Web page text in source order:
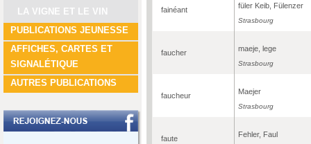
LA VIGNE ET LE VIN
PUBLICATIONS JEUNESSE
AFFICHES, CARTES ET
SIGNALÉTIQUE
AUTRES PUBLICATIONS
fainéant füler Keib, Fülenzer
Strasbourg
faucher maeje, lege
Strasbourg
faucheur Maejer
Strasbourg
faute Fehler, Faul